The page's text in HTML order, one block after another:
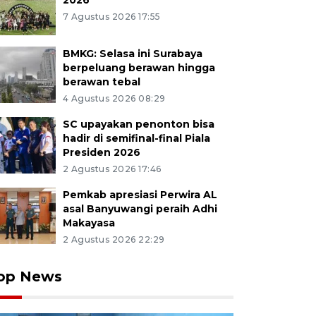
7 Agustus 2026 17:55
BMKG: Selasa ini Surabaya
berpeluang berawan hingga
berawan tebal
4 Agustus 2026 08:29
SC upayakan penonton bisa
hadir di semifinal-final Piala
Presiden 2026
2 Agustus 2026 17:46
Pemkab apresiasi Perwira AL
asal Banyuwangi peraih Adhi
Makayasa
2 Agustus 2026 22:29
News